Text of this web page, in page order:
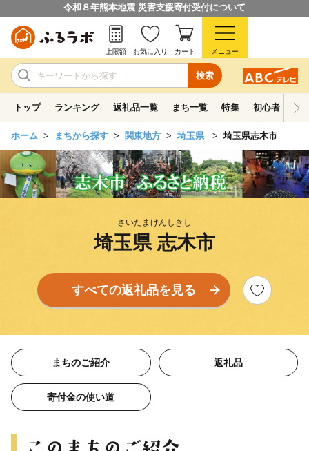
令和８年熊本地震 災害支援寄付受付について
検索
上限額 お気に入り カート メニュー
トップ ランキング 返礼品一覧 まち一覧 特集 初心者ガイド
ホーム まちから探す 関東地方 埼玉県 埼玉県志木市
さいたまけんしきし
埼玉県 志木市
すべての返礼品を見る
まちのご紹介 返礼品
寄付金の使い道